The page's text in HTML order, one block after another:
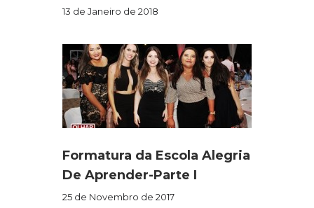
13 de Janeiro de 2018
Formatura da Escola Alegria
De Aprender-Parte I
25 de Novembro de 2017